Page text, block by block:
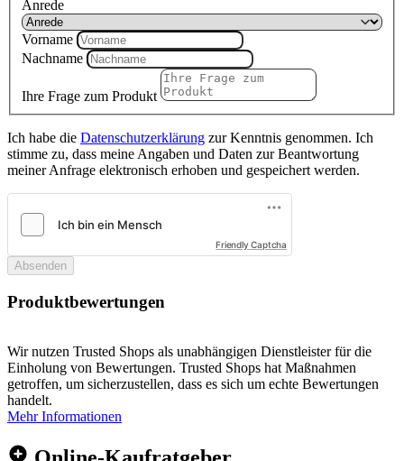
Anrede
Vorname
Nachname
Ihre Frage zum Produkt
Ich habe die Datenschutzerklärung zur Kenntnis genommen. Ich
stimme zu, dass meine Angaben und Daten zur Beantwortung
meiner Anfrage elektronisch erhoben und gespeichert werden.
Friendly Captcha
Absenden
Produktbewertungen
Wir nutzen Trusted Shops als unabhängigen Dienstleister für die
Einholung von Bewertungen. Trusted Shops hat Maßnahmen
getroffen, um sicherzustellen, dass es sich um echte Bewertungen
handelt.
Mehr Informationen